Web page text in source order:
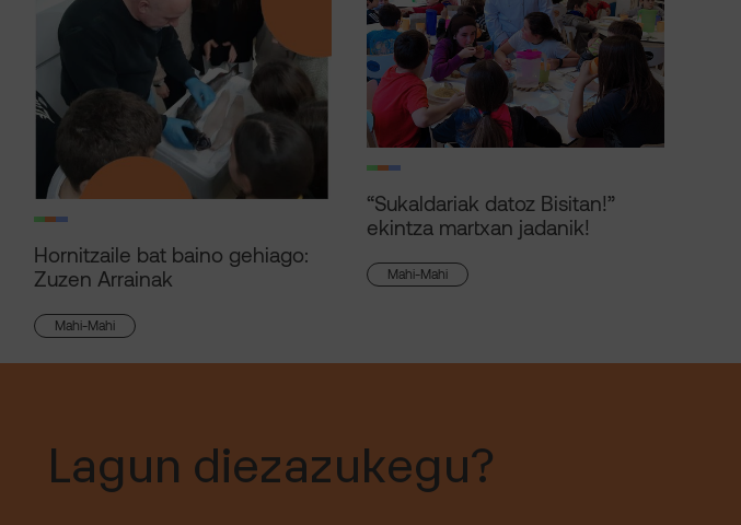
Hornitzaile bat baino gehiago:
Zuzen Arrainak
Mahi-Mahi
“Sukaldariak datoz Bisitan!”
ekintza martxan jadanik!
Mahi-Mahi
Lagun diezazukegu?